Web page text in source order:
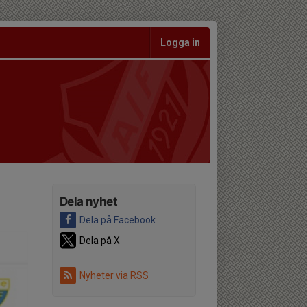
Logga in
Dela nyhet
Dela på Facebook
Dela på X
Nyheter via RSS